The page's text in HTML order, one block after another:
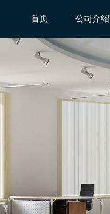
首页 公司介绍